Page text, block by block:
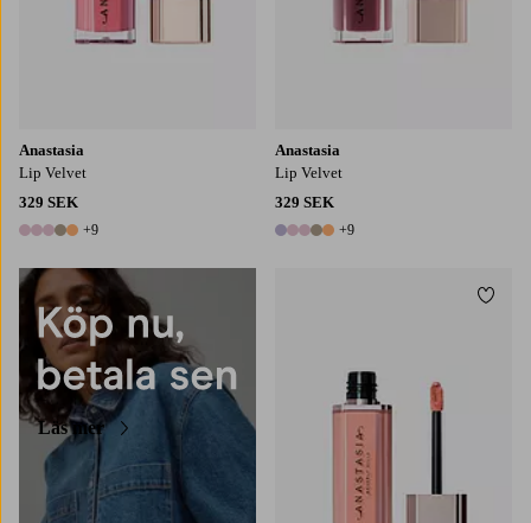
Anastasia
Lip Velvet
329 SEK
14 färger
+9
Anastasia
Lip Velvet
329 SEK
14 färger
+9
Läs mer